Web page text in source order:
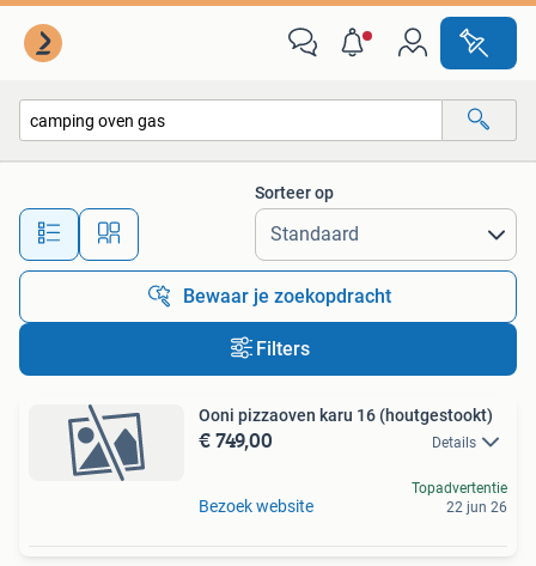
Alle afstanden…
Sorteer op
Bewaar je zoekopdracht
Filters
Ooni pizzaoven karu 16 (houtgestookt)
€ 749,00 Details
Bezoek website
Topadvertentie
22 jun 26